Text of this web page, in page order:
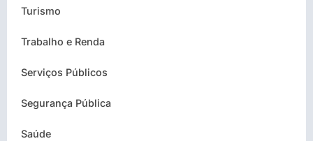
Turismo
Trabalho e Renda
Serviços Públicos
Segurança Pública
Saúde